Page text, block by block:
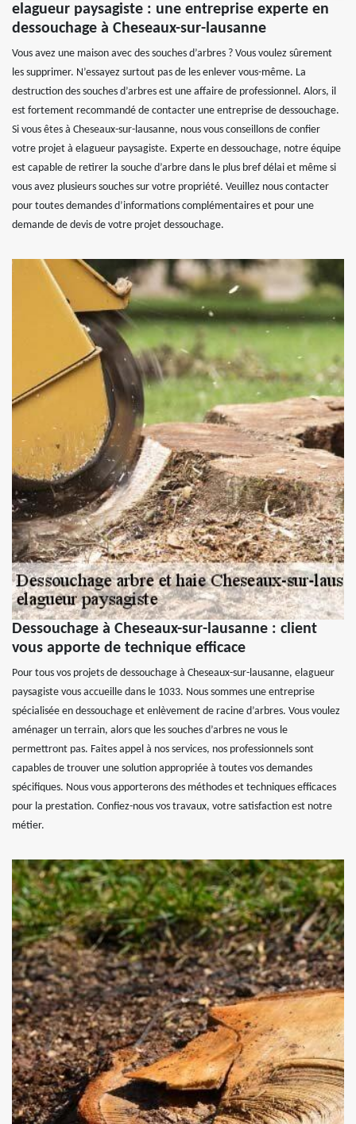
elagueur paysagiste : une entreprise experte en
dessouchage à Cheseaux-sur-lausanne
Vous avez une maison avec des souches d’arbres ? Vous voulez sûrement
les supprimer. N’essayez surtout pas de les enlever vous-même. La
destruction des souches d’arbres est une affaire de professionnel. Alors, il
est fortement recommandé de contacter une entreprise de dessouchage.
Si vous êtes à Cheseaux-sur-lausanne, nous vous conseillons de confier
votre projet à elagueur paysagiste. Experte en dessouchage, notre équipe
est capable de retirer la souche d’arbre dans le plus bref délai et même si
vous avez plusieurs souches sur votre propriété. Veuillez nous contacter
pour toutes demandes d’informations complémentaires et pour une
demande de devis de votre projet dessouchage.
Dessouchage à Cheseaux-sur-lausanne : client
vous apporte de technique efficace
Pour tous vos projets de dessouchage à Cheseaux-sur-lausanne, elagueur
paysagiste vous accueille dans le 1033. Nous sommes une entreprise
spécialisée en dessouchage et enlèvement de racine d’arbres. Vous voulez
aménager un terrain, alors que les souches d’arbres ne vous le
permettront pas. Faites appel à nos services, nos professionnels sont
capables de trouver une solution appropriée à toutes vos demandes
spécifiques. Nous vous apporterons des méthodes et techniques efficaces
pour la prestation. Confiez-nous vos travaux, votre satisfaction est notre
métier.